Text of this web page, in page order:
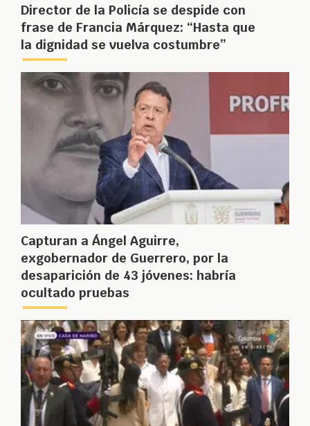
Director de la Policía se despide con
frase de Francia Márquez: “Hasta que
la dignidad se vuelva costumbre”
Capturan a Ángel Aguirre,
exgobernador de Guerrero, por la
desaparición de 43 jóvenes: habría
ocultado pruebas